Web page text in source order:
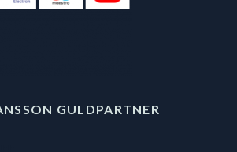
GULDPARTNER